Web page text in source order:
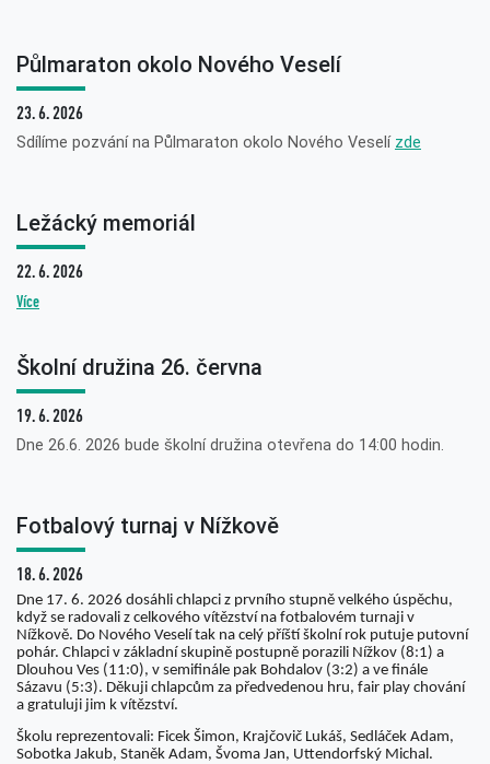
Půlmaraton okolo Nového Veselí
23. 6. 2026
Sdílíme pozvání na Půlmaraton okolo Nového Veselí zde
Ležácký memoriál
22. 6. 2026
Více
Školní družina 26. června
19. 6. 2026
Dne 26.6. 2026 bude školní družina otevřena do 14:00 hodin.
Fotbalový turnaj v Nížkově
18. 6. 2026
Dne 17. 6. 2026 dosáhli chlapci z prvního stupně velkého úspěchu,
když se radovali z celkového vítězství na fotbalovém turnaji v
Nížkově. Do Nového Veselí tak na celý příští školní rok putuje putovní
pohár. Chlapci v základní skupině postupně porazili Nížkov (8:1) a
Dlouhou Ves (11:0), v semifinále pak Bohdalov (3:2) a ve finále
Sázavu (5:3). Děkuji chlapcům za předvedenou hru, fair play chování
a gratuluji jim k vítězství.
Školu reprezentovali: Ficek Šimon, Krajčovič Lukáš, Sedláček Adam,
Sobotka Jakub, Staněk Adam, Švoma Jan, Uttendorfský Michal.